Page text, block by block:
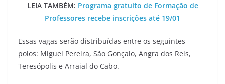
LEIA TAMBÉM: Programa gratuito de Formação de
Professores recebe inscrições até 19/01
Essas vagas serão distribuídas entre os seguintes
polos: Miguel Pereira, São Gonçalo, Angra dos Reis,
Teresópolis e Arraial do Cabo.